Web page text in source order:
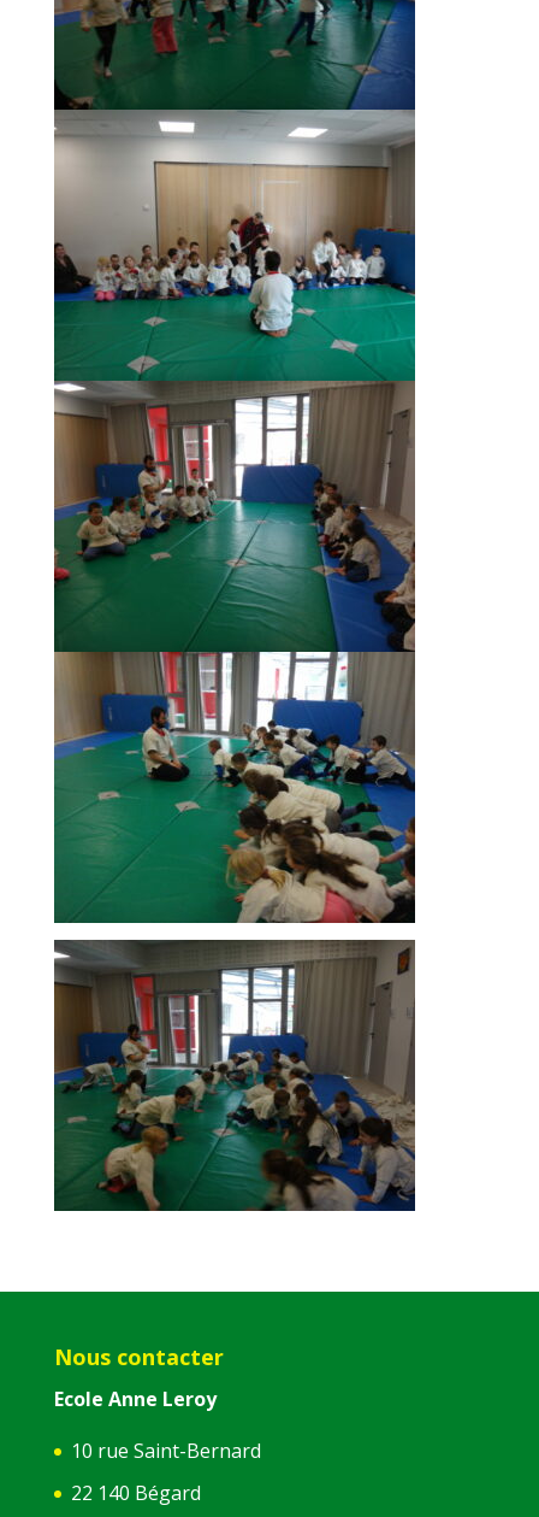
Nous contacter
Ecole Anne Leroy
10 rue Saint-Bernard
22 140 Bégard